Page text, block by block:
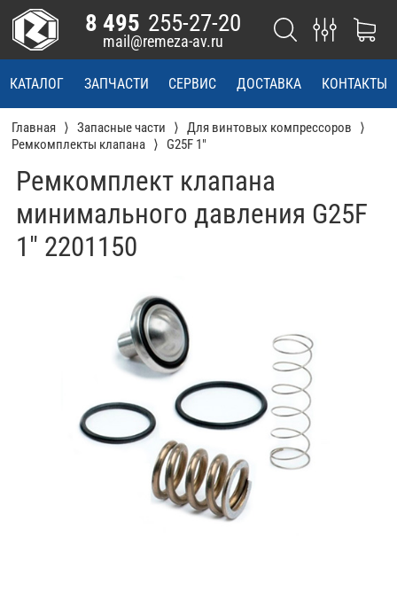
КАТАЛОГ ЗАПЧАСТИ СЕРВИС ДОСТАВКА КОНТАКТЫ
8 495 255-27-20
mail@remeza-av.ru
Главная Запасные части
Для винтовых компрессоров
Ремкомплекты клапана
G25F 1"
Ремкомплект клапана
минимального давления G25F
1" 2201150